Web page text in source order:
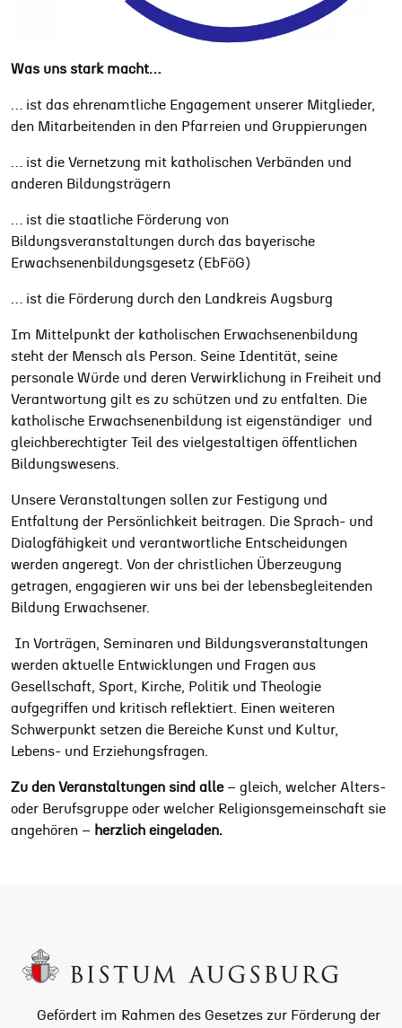
Was uns stark macht…
… ist das ehrenamtliche Engagement unserer Mitglieder,
den Mitarbeitenden in den Pfarreien und Gruppierungen
… ist die Vernetzung mit katholischen Verbänden und
anderen Bildungsträgern
… ist die staatliche Förderung von
Bildungsveranstaltungen durch das bayerische
Erwachsenenbildungsgesetz (EbFöG)
… ist die Förderung durch den Landkreis Augsburg
Im Mittelpunkt der katholischen Erwachsenenbildung
steht der Mensch als Person. Seine Identität, seine
personale Würde und deren Verwirklichung in Freiheit und
Verantwortung gilt es zu schützen und zu entfalten. Die
katholische Erwachsenenbildung ist eigenständiger und
gleichberechtigter Teil des vielgestaltigen öffentlichen
Bildungswesens.
Unsere Veranstaltungen sollen zur Festigung und
Entfaltung der Persönlichkeit beitragen. Die Sprach- und
Dialogfähigkeit und verantwortliche Entscheidungen
werden angeregt. Von der christlichen Überzeugung
getragen, engagieren wir uns bei der lebensbegleitenden
Bildung Erwachsener.
In Vorträgen, Seminaren und Bildungsveranstaltungen
werden aktuelle Entwicklungen und Fragen aus
Gesellschaft, Sport, Kirche, Politik und Theologie
aufgegriffen und kritisch reflektiert. Einen weiteren
Schwerpunkt setzen die Bereiche Kunst und Kultur,
Lebens- und Erziehungsfragen.
Zu den Veranstaltungen sind alle– gleich, welcher Alters-
oder Berufsgruppe oder welcher Religionsgemeinschaft sie
angehören – herzlich eingeladen.
Gefördert im Rahmen des Gesetzes zur Förderung der